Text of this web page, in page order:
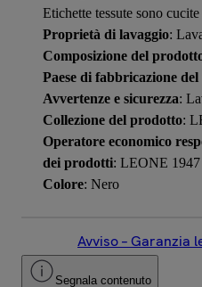
Etichette tessute sono
Proprietà di lavaggio:
Composizione del
Paese di fabbricazione
Avvertenze e sicurezza:
Collezione del prodotto:
Operatore economico
dei prodotti: LEONE
Colore: Nero
Avviso – Garanzia
Segnala contenuto